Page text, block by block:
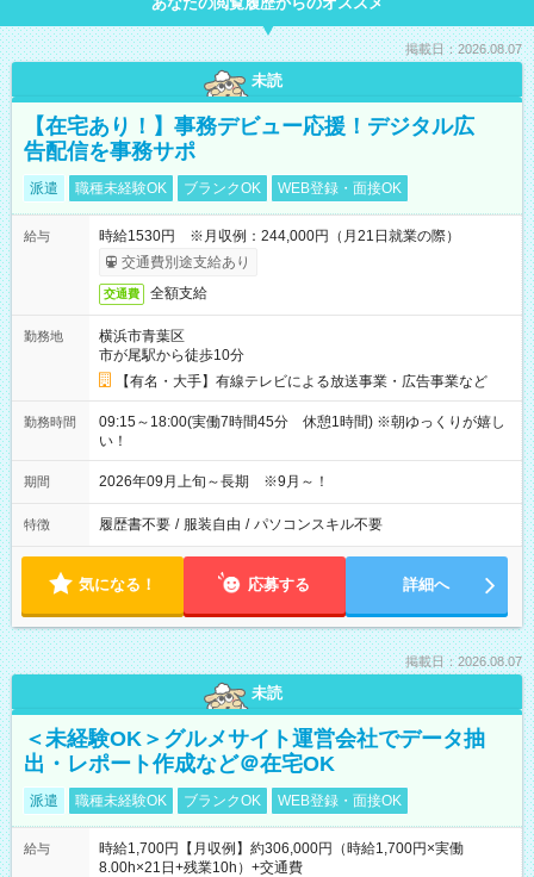
掲載日：2026.08.07
未読
【在宅あり！】事務デビュー応援！デジタル広
告配信を事務サポ
派遣 職種未経験OK ブランクOK WEB登録・面接OK
給与
時給1530円 ※月収例：244,000円（月21日就業の際）
交通費別途支給あり
交通費 全額支給
勤務地
横浜市青葉区
市が尾駅から徒歩10分
【有名・大手】有線テレビによる放送事業・広告事業など
勤務時間
09:15～18:00(実働7時間45分 休憩1時間) ※朝ゆっくりが嬉し
い！
期間 2026年09月上旬～長期 ※9月～！
特徴 履歴書不要 / 服装自由 / パソコンスキル不要
気になる！ 応募する 詳細へ
掲載日：2026.08.07
未読
＜未経験OK＞グルメサイト運営会社でデータ抽
出・レポート作成など＠在宅OK
派遣 職種未経験OK ブランクOK WEB登録・面接OK
給与
時給1,700円【月収例】約306,000円（時給1,700円×実働
8.00h×21日+残業10h）+交通費